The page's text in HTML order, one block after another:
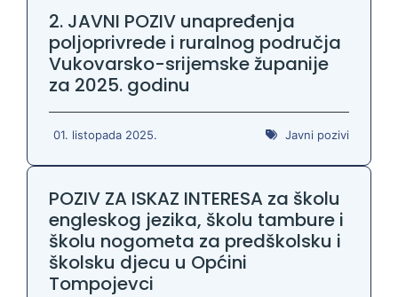
2. JAVNI POZIV unapređenja
poljoprivrede i ruralnog područja
Vukovarsko-srijemske županije
za 2025. godinu
01. listopada 2025. Javni pozivi
POZIV ZA ISKAZ INTERESA za školu
engleskog jezika, školu tambure i
školu nogometa za predškolsku i
školsku djecu u Općini
Tompojevci